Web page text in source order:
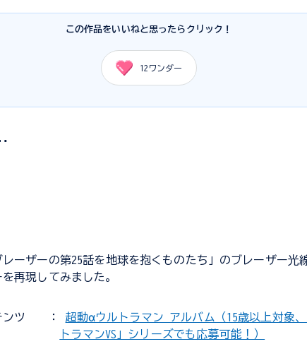
この作品をいいねと思ったらクリック！
12 ワンダー
レーザーの第25話を地球を抱くものたち」のブレーザー光
再現してみました。
ンツ ： 超動αウルトラマン アルバム（15歳以上対象、
トラマンVS」シリーズでも応募可能！）